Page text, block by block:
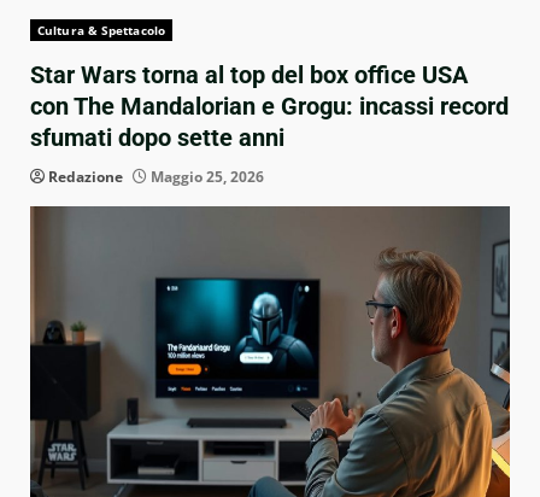
Cultura & Spettacolo
Star Wars torna al top del box office USA
con The Mandalorian e Grogu: incassi record
sfumati dopo sette anni
Redazione Maggio 25, 2026